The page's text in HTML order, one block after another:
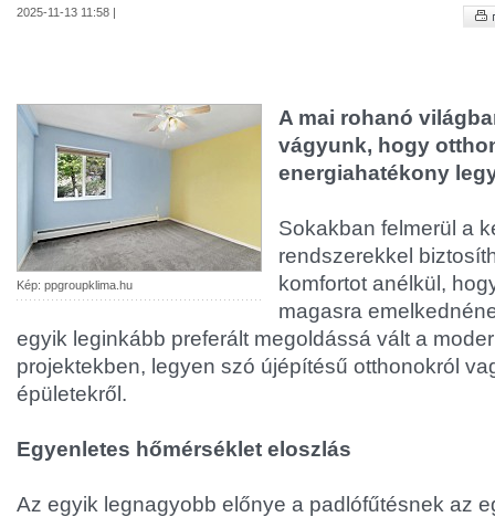
2025-11-13 11:58 |
Kép: ppgroupklima.hu
A mai rohanó
vágyunk, hogy
energiahatékony
Sokakban felmerül a
rendszerekkel
komfortot anélkül,
magasra
egyik leginkább preferált megoldássá vált a
projektekben, legyen szó újépítésű otthonokról
épületekről.
Egyenletes hőmérséklet eloszlás
Az egyik legnagyobb előnye a padlófűtésnek az